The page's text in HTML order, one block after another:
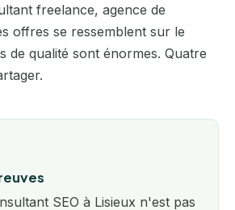
freelance, agence de
offres se ressemblent sur le
de qualité sont énormes. Quatre
SEO à Lisieux n'est pas